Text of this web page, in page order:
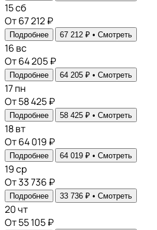
15сб
От 67 212 ₽
Подробнее 67 212 ₽ • Смотреть
16 вс
От 64 205 ₽
Подробнее 64 205 ₽ • Смотреть
17пн
От 58 425 ₽
Подробнее 58 425 ₽ • Смотреть
18вт
От 64 019 ₽
Подробнее 64 019 ₽ • Смотреть
19ср
От 33 736 ₽
Подробнее 33 736 ₽ • Смотреть
20чт
От 55 105 ₽